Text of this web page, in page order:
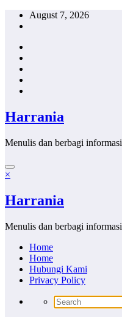
Skip
August 7, 2026
Harrania
Menulis dan berbagi informasi
×
Harrania
Menulis dan berbagi informasi
Home
Home
Hubungi Kami
Privacy Policy